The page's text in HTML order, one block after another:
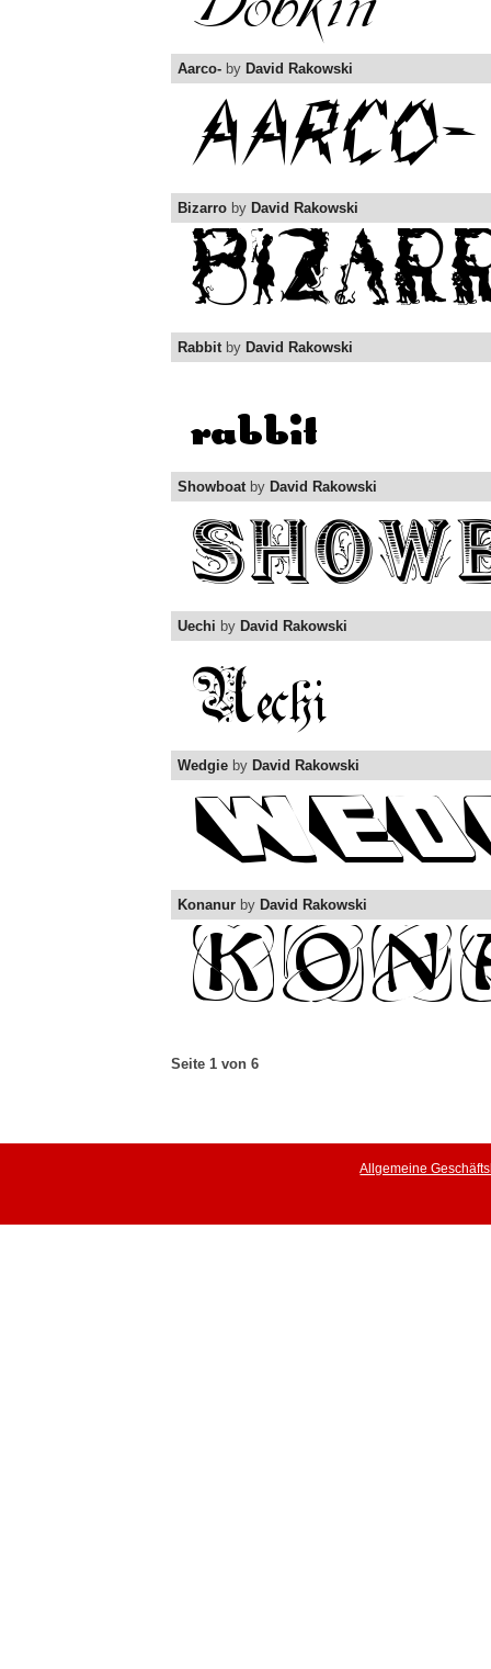
Aarco- by David Rakowski
Bizarro by David Rakowski
Rabbitby David Rakowski
Showboatby David Rakowski
Uechi by David Rakowski
Wedgie by David Rakowski
Konanur by David Rakowski
Seite 1 von 6
Allgemeine